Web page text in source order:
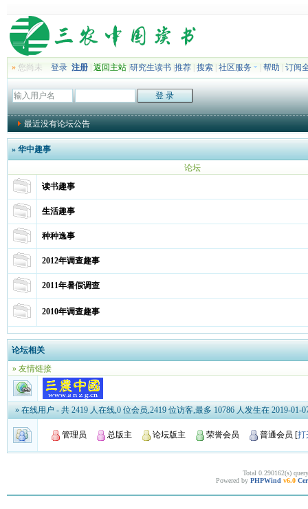
»您尚未 登录 注册| 返回主站| 研究生读书| 推荐| 搜索| 社区服务 帮助 订阅
最近没有论坛公告
»华中趣事
论坛
读书趣事
生活趣事
种种逸事
2012年调查趣事
2011年暑假调查
2010年调查趣事
论坛相关
» 友情链接
» 在线用户- 共 2419 人在线,0 位会员,2419 位访客,最多 10786 人发生在 2019-01-
管理员 总版主 论坛版主 荣誉会员 普通会员 [打
Total 0.290162(s)
Powered by PHPWind v6.0